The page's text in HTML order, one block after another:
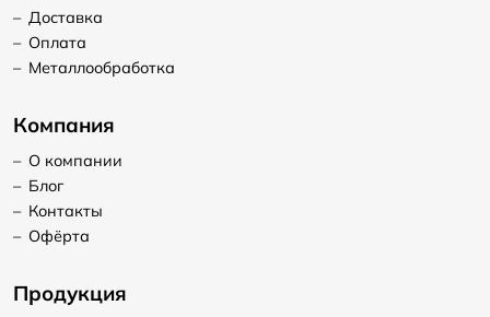
– Доставка
– Оплата
– Металлообработка
Компания
– О компании
– Блог
– Контакты
– Офёрта
Продукция